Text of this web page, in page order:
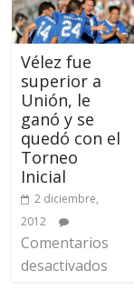
Vélez fue
superior a
Unión, le
ganó y se
quedó con el
Torneo
Inicial
2 diciembre,
2012
Comentarios
desactivados